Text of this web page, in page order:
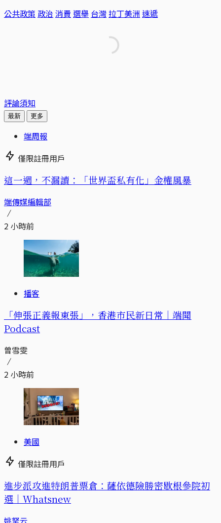
公共政策 政治 消費 選舉 台灣拉丁美洲 速遞
評論須知
最新 更多
端周報
僅限註冊用戶
這一週，不漏讀：「世界盃私有化」金權風暴
端傳媒編輯部
2 小時前
播客
「伸張正義報東張」，香港市民新日常｜端聞
Podcast
曾雪雯
2 小時前
美國
僅限註冊用戶
進步派攻進特朗普票倉：薩依德險勝密歇根參院初
選｜Whatsnew
姚拏云